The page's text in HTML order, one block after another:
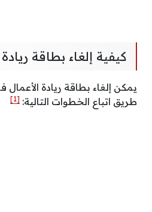
كيفية إلغاء بطاقة
يمكن إلغاء بطاقة ريادة
طريق اتباع الخطوات التالية: [1]